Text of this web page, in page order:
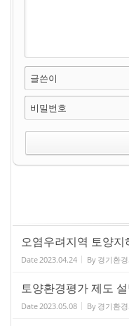
글쓴이
비밀번호
오염우려지역 토양
Date2023.04.24 By 경기환
토양환경평가 제도
Date2023.05.08 By 경기환